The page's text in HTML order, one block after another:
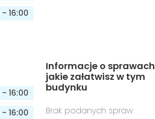
- 16:00
- 16:00
- 16:00
Informacje o sprawach
jakie załatwisz w tym
budynku
Brak podanych spraw